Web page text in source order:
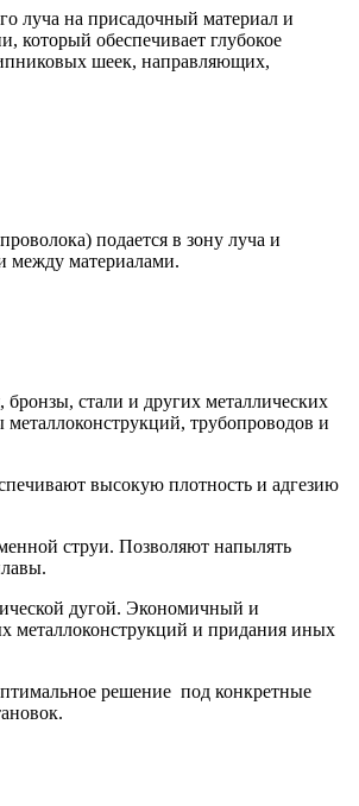
луча на присадочный материал и
который обеспечивает глубокое
шеек, направляющих,
подается в зону луча и
между материалами.
стали и других металлических
трубопроводов и
высокую плотность и адгезию
струи. Позволяют напылять
дугой. Экономичный и
металлоконструкций и придания иных
решение под конкретные